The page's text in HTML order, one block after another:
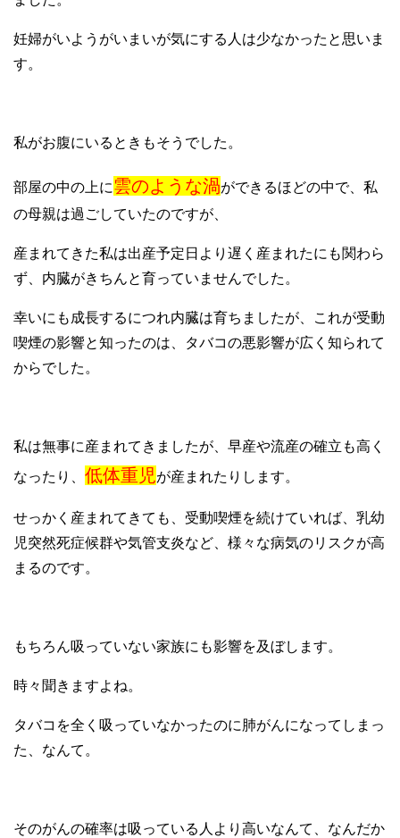
妊婦がいようがいまいが気にする人は少なかったと思いま
す。
私がお腹にいるときもそうでした。
部屋の中の上に雲のような渦ができるほどの中で、私
の母親は過ごしていたのですが、
産まれてきた私は出産予定日より遅く産まれたにも関わら
ず、内臓がきちんと育っていませんでした。
幸いにも成長するにつれ内臓は育ちましたが、これが受動
喫煙の影響と知ったのは、タバコの悪影響が広く知られて
からでした。
私は無事に産まれてきましたが、早産や流産の確立も高く
なったり、 低体重児が産まれたりします。
せっかく産まれてきても、受動喫煙を続けていれば、乳幼
児突然死症候群や気管支炎など、様々な病気のリスクが高
まるのです。
もちろん吸っていない家族にも影響を及ぼします。
時々聞きますよね。
タバコを全く吸っていなかったのに肺がんになってしまっ
た、なんて。
そのがんの確率は吸っている人より高いなんて、なんだか